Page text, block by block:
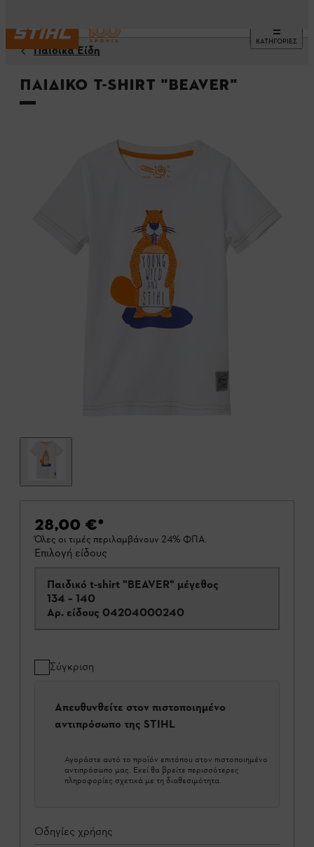
ΚΑΤΗΓΟΡΙΕΣ
Παιδικά Είδη
Παιδικό t-shirt "BEAVER"
28,00 €*
Όλες οι τιμές περιλαμβάνουν 24% ΦΠΑ.
Επιλογή είδους
Παιδικό t-shirt "BEAVER" μέγεθος
134 – 140
Αρ. είδους 04204000240
Σύγκριση
Απευθυνθείτε στον πιστοποιημένο
αντιπρόσωπο της STIHL
Αγοράστε αυτό το προϊόν επιτόπου στον πιστοποιημένο
αντιπρόσωπο μας. Εκεί θα βρείτε περισσότερες
πληροφορίες σχετικά με τη διαθεσιμότητα.
Οδηγίες χρήσης